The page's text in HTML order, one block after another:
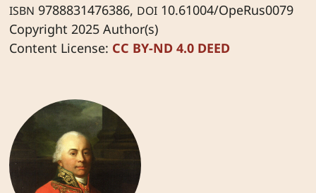
ISBN 9788831476386, DOI 10.61004/OpeRus0079
Copyright 2025 Author(s)
Content License: CC BY-ND 4.0 DEED